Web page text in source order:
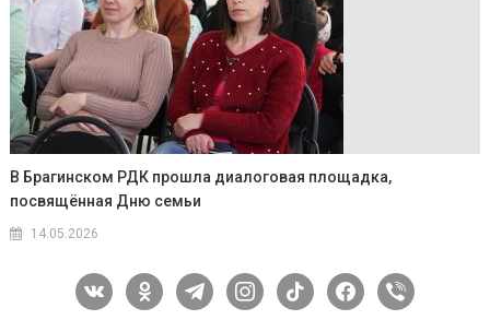
В Брагинском РДК прошла диалоговая площадка,
посвящённая Дню семьи
14.05.2026
vkontakteodnoklassniki
telegraminstagram
tiktok facebook
viber